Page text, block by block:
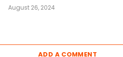
August 26, 2024
ADD A COMMENT